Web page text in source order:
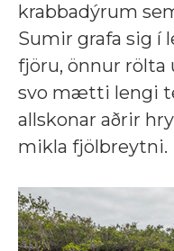
krabbadýrum
Sumir grafa sig í
fjöru, önnur rölta
svo mætti lengi
allskonar aðrir
mikla fjölbreytni.